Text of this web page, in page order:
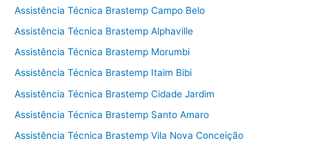
Assistência Técnica Brastemp Campo Belo
Assistência Técnica Brastemp Alphaville
Assistência Técnica Brastemp Morumbi
Assistência Técnica Brastemp Itaim Bibi
Assistência Técnica Brastemp Cidade Jardim
Assistência Técnica Brastemp Santo Amaro
Assistência Técnica Brastemp Vila Nova Conceição